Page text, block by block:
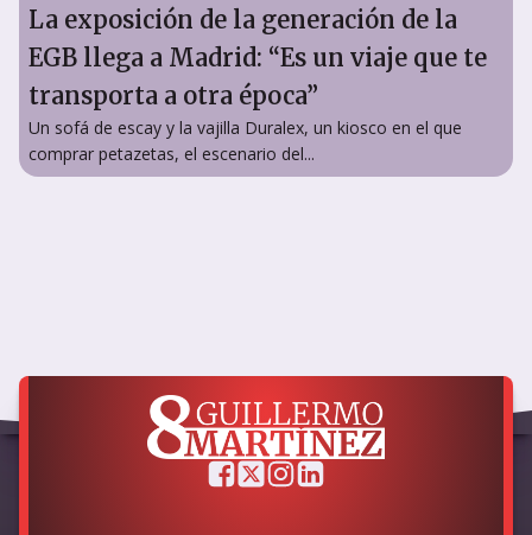
La exposición de la generación de la
EGB llega a Madrid: “Es un viaje que te
transporta a otra época”
Un sofá de escay y la vajilla Duralex, un kiosco en el que
comprar petazetas, el escenario del...